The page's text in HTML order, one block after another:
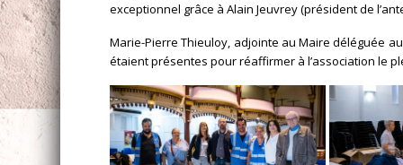
exceptionnel grâce à Alain Jeuvrey (président de
Marie-Pierre Thieuloy, adjointe au Maire déléguée
étaient présentes pour réaffirmer à l’association le